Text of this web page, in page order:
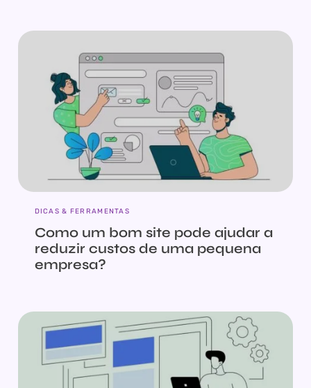
DICAS & FERRAMENTAS
Como um bom site pode ajudar a
reduzir custos de uma pequena
empresa?